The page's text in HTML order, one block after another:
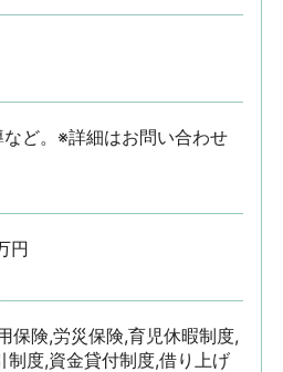
ど。※詳細はお問い合わせ
円
保険,労災保険,育児休暇制度,
制度,資金貸付制度,借り上げ